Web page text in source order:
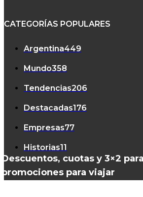
Descuentos, cuotas y 3×2
promociones para viajar
CATEGORÍAS POPULARES
Argentina449
Mundo358
Tendencias206
Destacadas176
Empresas77
Historias11